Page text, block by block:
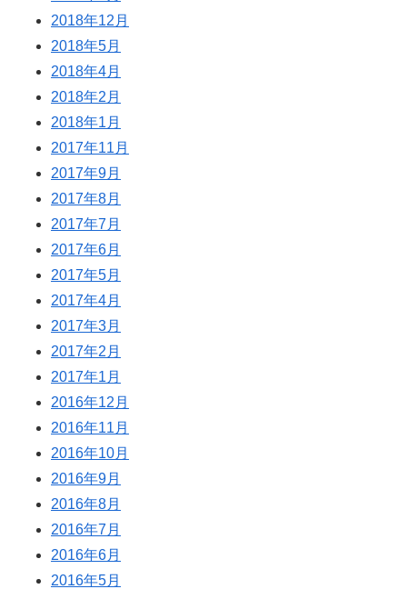
2018年12月
2018年5月
2018年4月
2018年2月
2018年1月
2017年11月
2017年9月
2017年8月
2017年7月
2017年6月
2017年5月
2017年4月
2017年3月
2017年2月
2017年1月
2016年12月
2016年11月
2016年10月
2016年9月
2016年8月
2016年7月
2016年6月
2016年5月